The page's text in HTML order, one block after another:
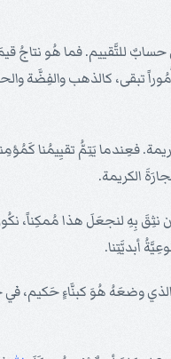
للتَّقييم. فما هُو نتاجُ
كالذهب والفِضَّة
فعِندما يَتِمُّ تقيِيمُنا
الكريمة.
نثِقَ بِهِ لنجعَلَ هذا مُمكِناً،
أبديَّتِنا.
الذي وضعَهُ هُوَ كبنَّاءٍ حَكيم،